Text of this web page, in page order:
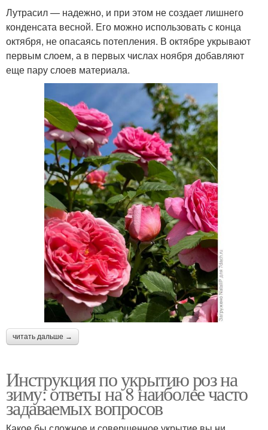
Лутрасил — надежно, и при этом не создает лишнего
конденсата весной. Его можно использовать с конца
октября, не опасаясь потепления. В октябре укрывают
первым слоем, а в первых числах ноября добавляют
еще пару слоев материала.
читать дальше →
Инструкция по укрытию роз на
зиму: ответы на 8 наиболее часто
задаваемых вопросов